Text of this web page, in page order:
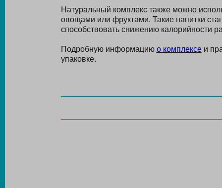
Натуральный комплекс также можно
овощами или фруктами. Такие напитки
способствовать снижению калорийности
Подробную информацию о комплексеи
упаковке.